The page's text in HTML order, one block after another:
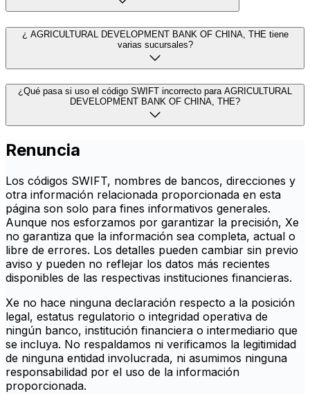
¿ AGRICULTURAL DEVELOPMENT BANK OF CHINA, THE tiene
varias sucursales?
¿Qué pasa si uso el código SWIFT incorrecto para AGRICULTURAL
DEVELOPMENT BANK OF CHINA, THE?
Renuncia
Los códigos SWIFT, nombres de bancos, direcciones y
otra información relacionada proporcionada en esta
página son solo para fines informativos generales.
Aunque nos esforzamos por garantizar la precisión, Xe
no garantiza que la información sea completa, actual o
libre de errores. Los detalles pueden cambiar sin previo
aviso y pueden no reflejar los datos más recientes
disponibles de las respectivas instituciones financieras.
Xe no hace ninguna declaración respecto a la posición
legal, estatus regulatorio o integridad operativa de
ningún banco, institución financiera o intermediario que
se incluya. No respaldamos ni verificamos la legitimidad
de ninguna entidad involucrada, ni asumimos ninguna
responsabilidad por el uso de la información
proporcionada.